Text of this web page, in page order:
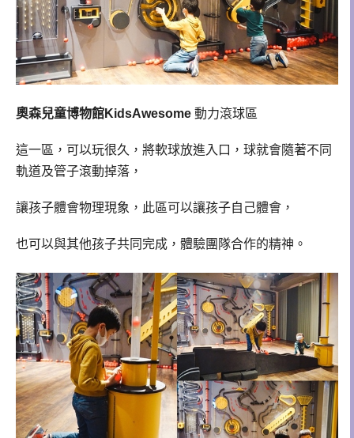
奧森兒童博物館KidsAwesome 動力滾球區
這一區，可以玩很久，將軟球放進入口，球就會隨著不同
軌道及管子滾動掉落，
讓孩子體會物理現象，此區可以讓孩子自己體會，
也可以與其他孩子共同完成，體驗團隊合作的精神。